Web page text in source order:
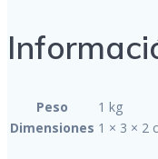
Peso
1 kg
Dimensiones 1 × 3 × 2